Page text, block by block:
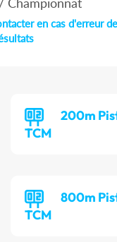
en cas d'erreur
200m
TCM
800m
TCM